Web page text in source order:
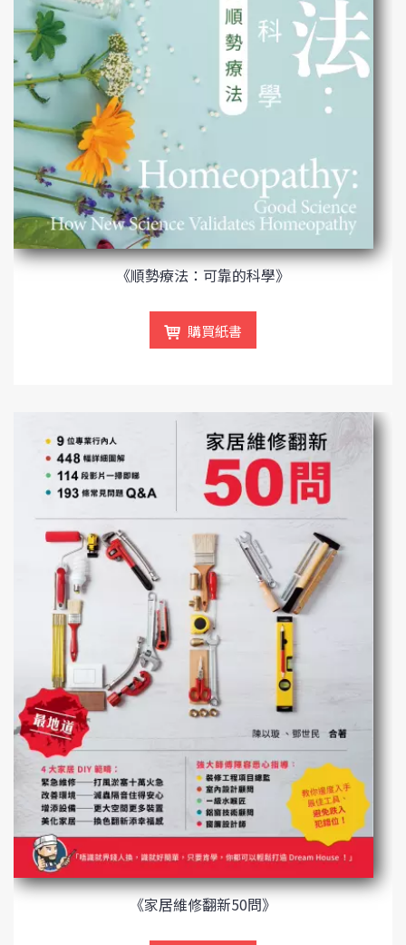
《順勢療法：可靠的科學》
購買紙書
《家居維修翻新50問》